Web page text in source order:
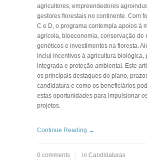
agricultores, empreendedores
gestores florestais no continente. Com
C e D, o programa contempla apoios à
agrícola, bioeconomia, conservação de
genéticos e investimentos na floresta.
inclui incentivos à agricultura biológica,
integrada e proteção ambiental. Este
os principais destaques do plano,
candidatura e como os beneficiários
estas oportunidades para impulsionar
projetos.
Continue Reading →
0 comments in Candidaturas